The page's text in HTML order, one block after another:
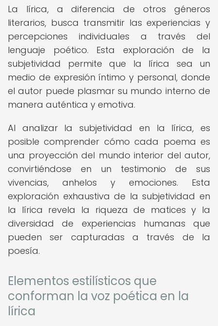
La lírica, a diferencia de otros géneros
literarios, busca transmitir las experiencias y
percepciones individuales a través del
lenguaje poético. Esta exploración de la
subjetividad permite que la lírica sea un
medio de expresión íntimo y personal, donde
el autor puede plasmar su mundo interno de
manera auténtica y emotiva.
Al analizar la subjetividad en la lírica, es
posible comprender cómo cada poema es
una proyección del mundo interior del autor,
convirtiéndose en un testimonio de sus
vivencias, anhelos y emociones. Esta
exploración exhaustiva de la subjetividad en
la lírica revela la riqueza de matices y la
diversidad de experiencias humanas que
pueden ser capturadas a través de la
poesía.
Elementos estilísticos que
conforman la voz poética en la
lírica